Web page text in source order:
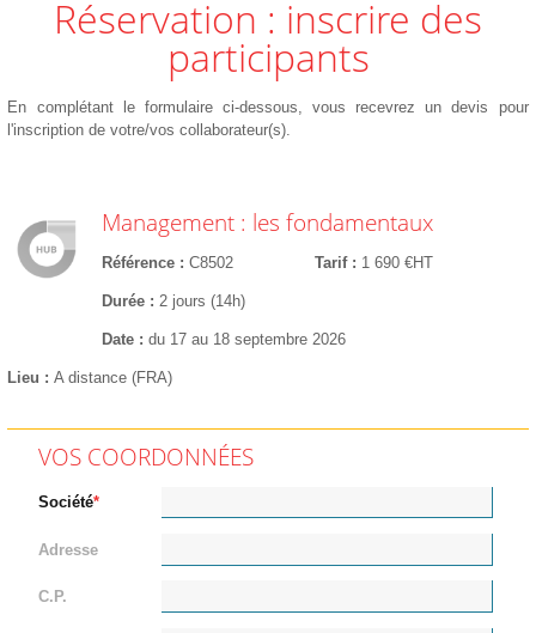
Réservation : inscrire des
participants
En complétant le formulaire ci-dessous, vous recevrez un devis pour
l'inscription de votre/vos collaborateur(s).
Management : les fondamentaux
Référence C8502 Tarif 1 690 €HT
Durée 2 jours (14h)
Date du 17 au 18 septembre 2026
Lieu A distance (FRA)
VOS COORDONNÉES
Société
Adresse
C.P.